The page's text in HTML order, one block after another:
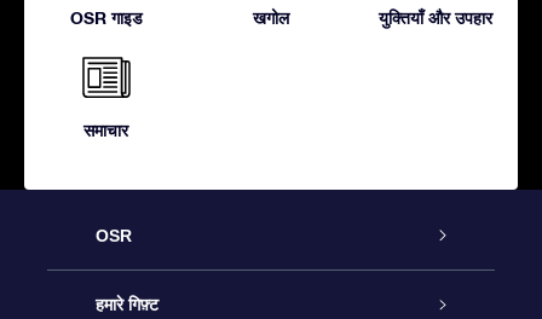
OSR गाइड खगोल युक्तियाँ और उपहार
समाचार
OSR
ग्राहक सेवा
हमारे गिफ़्ट